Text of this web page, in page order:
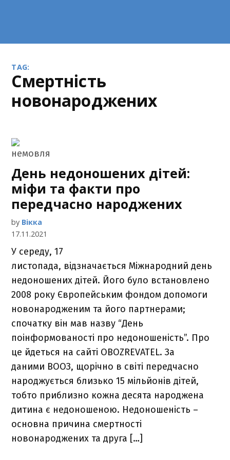
TAG:
смертність
новонароджених
День недоношених дітей:
міфи та факти про
передчасно народжених
by Вікка
17.11.2021
У середу, 17
листопада, відзначається Міжнародний день
недоношених дітей. Його було встановлено
2008 року Європейським фондом допомоги
новонародженим та його партнерами;
спочатку він мав назву “День
поінформованості про недоношеність”. Про
це йдеться на сайті OBOZREVATEL. За
даними ВООЗ, щорічно в світі передчасно
народжується близько 15 мільйонів дітей,
тобто приблизно кожна десята народжена
дитина є недоношеною. Недоношеність –
основна причина смертності
новонароджених та друга […]